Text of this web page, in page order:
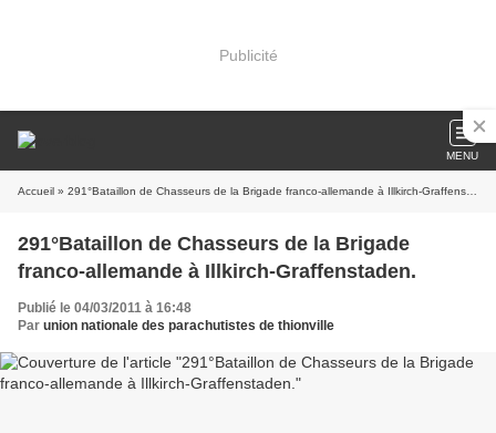
Publicité
MENU
Accueil » 291°Bataillon de Chasseurs de la Brigade franco-allemande à Illkirch-Graffenstaden.
291°Bataillon de Chasseurs de la Brigade
franco-allemande à Illkirch-Graffenstaden.
Publié le 04/03/2011 à 16:48
Par union nationale des parachutistes de thionville